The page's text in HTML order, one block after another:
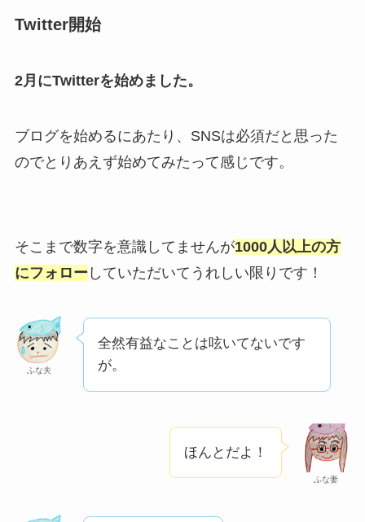
Twitter開始
2月にTwitterを始めました。
ブログを始めるにあたり、SNSは必須だと思った
のでとりあえず始めてみたって感じです。
そこまで数字を意識してませんが1000人以上の方
にフォロー していただいてうれしい限りです！
ふな夫
全然有益なことは呟いてないです
が。
ふな妻
ほんとだよ！